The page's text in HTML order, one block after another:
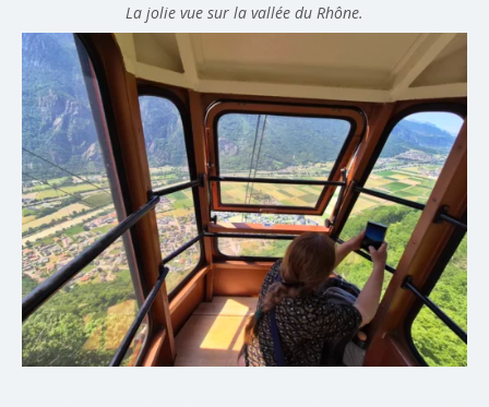
La jolie vue sur la vallée du Rhône.